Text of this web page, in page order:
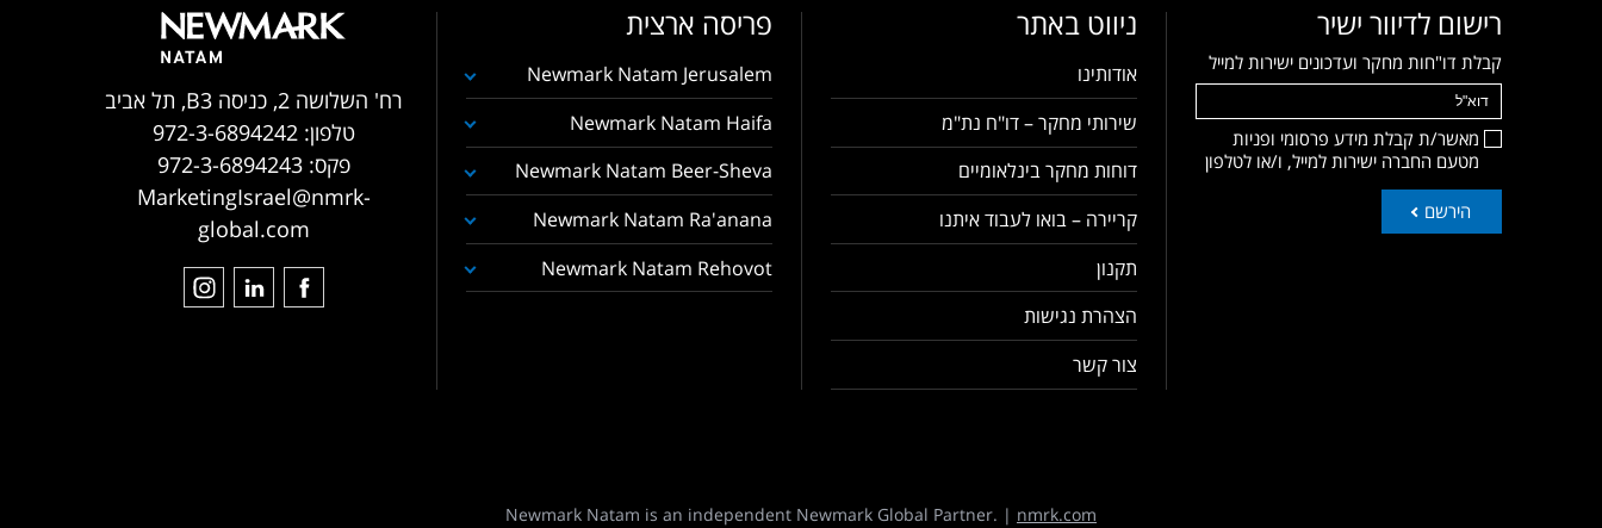
רישום לדיוור ישיר
קבלת דו"חות מחקר ועדכונים ישירות למייל
מאשר/ת קבלת מידע פרסומי ופניות
מטעם החברה ישירות למייל, ו/או לטלפון
הירשם
ניווט באתר
אודותינו
שירותי מחקר – דו"ח נת"מ
דוחות מחקר בינלאומיים
קריירה – בואו לעבוד איתנו
תקנון
הצהרת נגישות
צור קשר
פריסה ארצית
Newmark Natam Jerusalem
Newmark Natam Haifa
Newmark Natam Beer-Sheva
Newmark Natam Ra'anana
Newmark Natam Rehovot
רח' השלושה 2, כניסה B3, תל אביב
טלפון:972-3-6894242
פקס:972-3-6894243
MarketingIsrael@nmrk-
global.com
Newmark Natam is an independent Newmark Global Partner. | nmrk.com